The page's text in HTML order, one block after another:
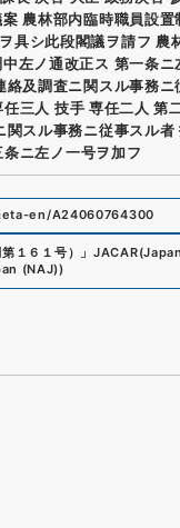
農林部内臨時職員設置
具シ此段閣議ヲ請フ 農
左ノ通改正ス 第一条ニ
及調査ニ関スル事務ニ
三人 技手 専任二人 第
スル事務ニ従事スル者
ニ左ノ一号ヲ加フ
en/A24060764300
１６１号） 」
(NAJ))